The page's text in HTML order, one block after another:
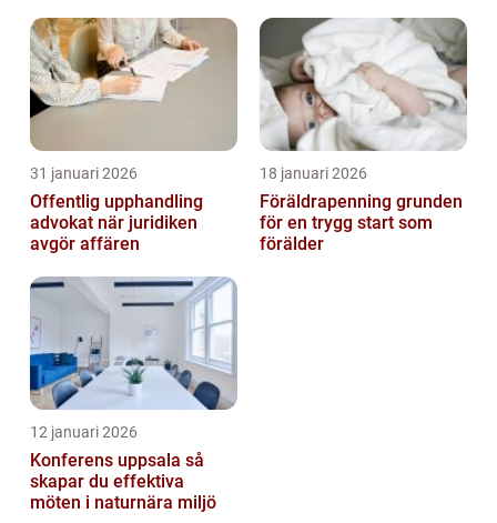
31 januari 2026
Offentlig upphandling
advokat när juridiken
avgör affären
18 januari 2026
Föräldrapenning grunden
för en trygg start som
förälder
12 januari 2026
Konferens uppsala så
skapar du effektiva
möten i naturnära miljö